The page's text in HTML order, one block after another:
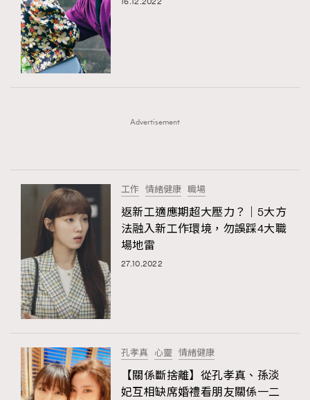
FigaroMasterclass 20
FigaroStyle
FigaroTalk 48
FigaroWatch 83
Grooming&Fitness 38
HommesFashion 2
HommeStyle
VAxChowSangSang
WatchesWonder&Beyond
WatchesWonder&Beyond
#FigaroIssue 專訪陳漢娜Hanna與Takuro｜模特
情侶談愛情
Advertisement
工作 情緒健康 職場
返新工適應期超大壓力？｜5大方
法融入新工作環境，勿誤踩4大職
場地雷
27.10.2022
孔孝真 心靈 情緒健康
【關係斷捨離】從孔孝真、孫淡
妃互相缺席婚禮看朋友關係一二